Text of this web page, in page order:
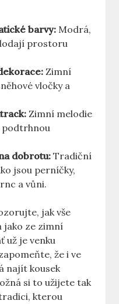
barvy: Modrá,
prostoru
Zimní
‍vločky a‌
Zimní⁢ melodie
podtrhnou
​dobrotu: Tradiční ​
jsou perníčky,
a vůni.
jak vše
‌jako ⁤ze zimní
už je venku
že i ​ve‌
⁣najít⁣ kousek
⁢si‍ to užijete tak
kterou